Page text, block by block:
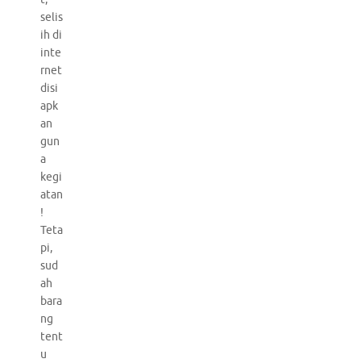
selis
ih di
inte
rnet
disi
apk
an
gun
a
kegi
atan
!
Teta
pi,
sud
ah
bara
ng
tent
u